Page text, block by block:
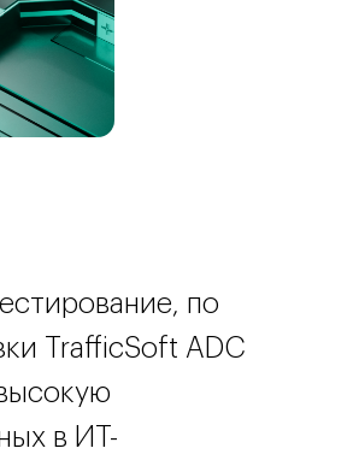
по
TrafficSoft ADC
в ИТ-